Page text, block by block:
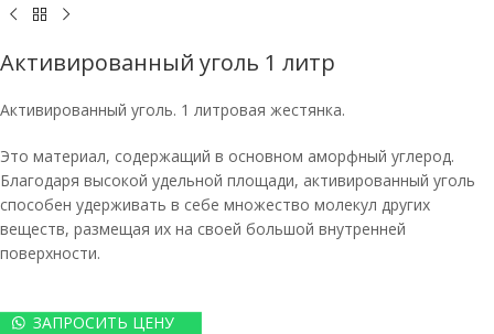
Активированный уголь 1 литр
Активированный уголь. 1 литровая жестянка.
Это материал, содержащий в основном аморфный углерод.
Благодаря высокой удельной площади, активированный уголь
способен удерживать в себе множество молекул других
веществ, размещая их на своей большой внутренней
поверхности.
ЗАПРОСИТЬ ЦЕНУ